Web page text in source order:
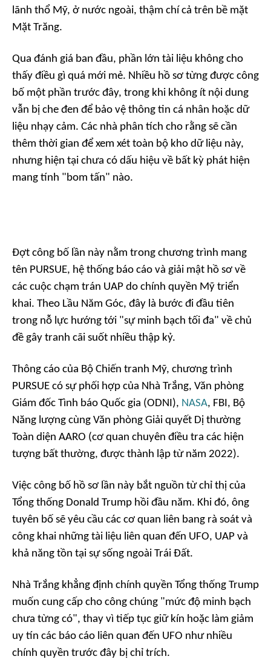
lãnh thổ Mỹ, ở nước ngoài, thậm chí cả trên bề mặt
Mặt Trăng.
Qua đánh giá ban đầu, phần lớn tài liệu không cho
thấy điều gì quá mới mẻ. Nhiều hồ sơ từng được công
bố một phần trước đây, trong khi không ít nội dung
vẫn bị che đen để bảo vệ thông tin cá nhân hoặc dữ
liệu nhạy cảm. Các nhà phân tích cho rằng sẽ cần
thêm thời gian để xem xét toàn bộ kho dữ liệu này,
nhưng hiện tại chưa có dấu hiệu về bất kỳ phát hiện
mang tính "bom tấn" nào.
Đợt công bố lần này nằm trong chương trình mang
tên PURSUE, hệ thống báo cáo và giải mật hồ sơ về
các cuộc chạm trán UAP do chính quyền Mỹ triển
khai. Theo Lầu Năm Góc, đây là bước đi đầu tiên
trong nỗ lực hướng tới "sự minh bạch tối đa" về chủ
đề gây tranh cãi suốt nhiều thập kỷ.
Thông cáo của Bộ Chiến tranh Mỹ, chương trình
PURSUE có sự phối hợp của Nhà Trắng, Văn phòng
Giám đốc Tình báo Quốc gia (ODNI), NASA, FBI, Bộ
Năng lượng cùng Văn phòng Giải quyết Dị thường
Toàn diện AARO (cơ quan chuyên điều tra các hiện
tượng bất thường, được thành lập từ năm 2022).
Việc công bố hồ sơ lần này bắt nguồn từ chỉ thị của
Tổng thống Donald Trump hồi đầu năm. Khi đó, ông
tuyên bố sẽ yêu cầu các cơ quan liên bang rà soát và
công khai những tài liệu liên quan đến UFO, UAP và
khả năng tồn tại sự sống ngoài Trái Đất.
Nhà Trắng khẳng định chính quyền Tổng thống Trump
muốn cung cấp cho công chúng "mức độ minh bạch
chưa từng có", thay vì tiếp tục giữ kín hoặc làm giảm
uy tín các báo cáo liên quan đến UFO như nhiều
chính quyền trước đây bị chỉ trích.